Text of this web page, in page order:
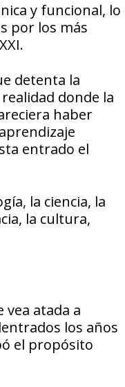
y funcional, lo
por los más
detenta la
donde la
haber
entrado el
la ciencia, la
la cultura,
atada a
los años
el propósito